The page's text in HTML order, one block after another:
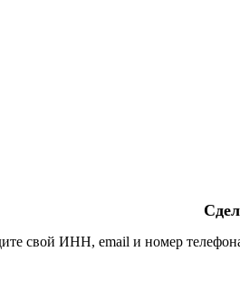
свой ИНН, email и номер